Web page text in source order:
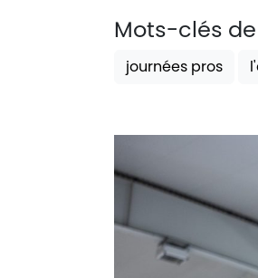
Mots-clés de
journées pros